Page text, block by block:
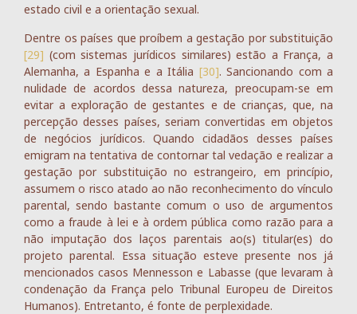
estado civil e a orientação sexual.
Dentre os países que proíbem a gestação por substituição
[29] (com sistemas jurídicos similares) estão a França, a
Alemanha, a Espanha e a Itália [30]. Sancionando com a
nulidade de acordos dessa natureza, preocupam-se em
evitar a exploração de gestantes e de crianças, que, na
percepção desses países, seriam convertidas em objetos
de negócios jurídicos. Quando cidadãos desses países
emigram na tentativa de contornar tal vedação e realizar a
gestação por substituição no estrangeiro, em princípio,
assumem o risco atado ao não reconhecimento do vínculo
parental, sendo bastante comum o uso de argumentos
como a fraude à lei e à ordem pública como razão para a
não imputação dos laços parentais ao(s) titular(es) do
projeto parental. Essa situação esteve presente nos já
mencionados casos Mennesson e Labasse (que levaram à
condenação da França pelo Tribunal Europeu de Direitos
Humanos). Entretanto, é fonte de perplexidade.